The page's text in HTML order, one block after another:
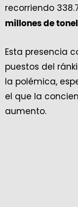
recorriendo
millones de
Esta presencia
puestos del
la polémica,
el que la
aumento.